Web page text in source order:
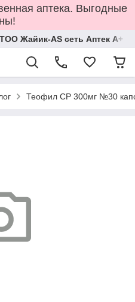
аптека. Выгодные
Жайик-AS сеть Аптек А+
Теофил СР 300мг №30